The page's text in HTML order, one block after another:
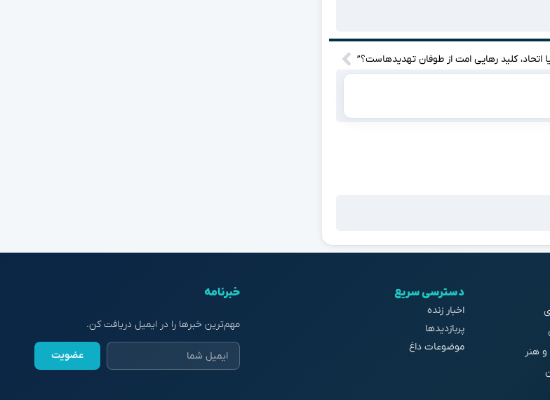
اتحاد، کلید رهایی امت از طوفان تهدیدهاست؟”
هنر
دسترسی سریع
اخبار زنده
پربازدیدها
موضوعات داغ
خبرنامه
مهم‌ترین خبرها را در ایمیل دریافت کن.
عضویت